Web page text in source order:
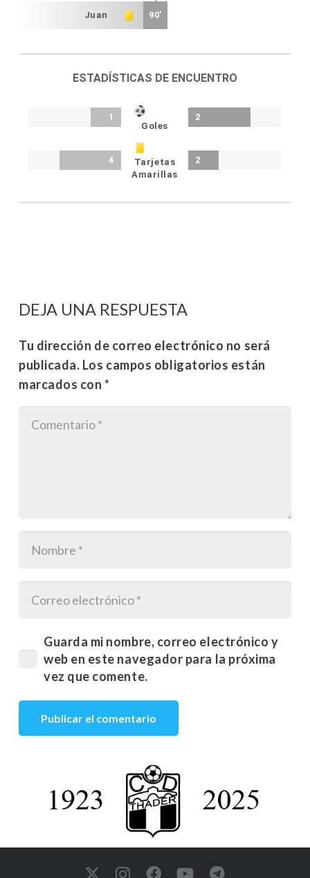
Juan 90'
ESTADÍSTICAS DE ENCUENTRO
1
Goles
2
4
Tarjetas
Amarillas
2
DEJA UNA RESPUESTA
Tu dirección de correo electrónico no será
publicada. Los campos obligatorios están
marcados con*
Guarda mi nombre, correo electrónico y
web en este navegador para la próxima
vez que comente.
Publicar el comentario